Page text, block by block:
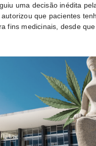
uma decisão inédita
que pacientes
fins medicinais, desde